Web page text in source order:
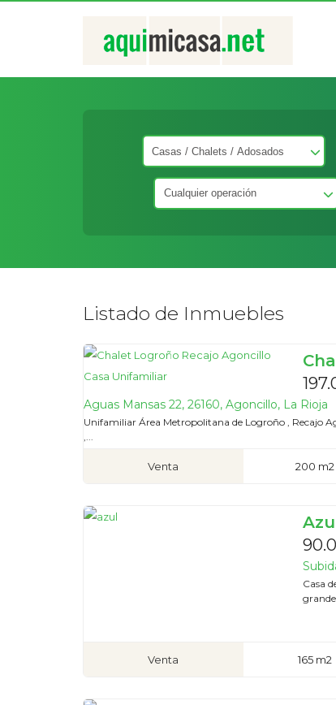
Listado de Inmuebles
Aguas Mansas 22, 26160, Agoncillo, La Rioja
Unifamiliar Área Metropolitana de Logroño , Recajo
,...
Venta 200 m2
Azul
Casa
Venta 165 m2